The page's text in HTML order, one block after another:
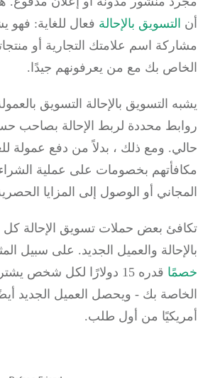
التسويق بالإحالةفعال للغاية: فهو
اسم علامتك التجارية أو منتجاتك
بك مع من يعرفونهم جيدًا.
التسويق بالإحالة التسويق
محددة لربط الإحالة بصاحب
ومع ذلك ، بدلاً من دفع عمولة
بخصومات على عملية الشراء
أو الوصول إلى المزايا الحصرية.
بعض حملات تسويق الإحالة كل
والعميل الجديد.على سبيل
قدره 15 دولارًا لكل شخص
من أول طلب.